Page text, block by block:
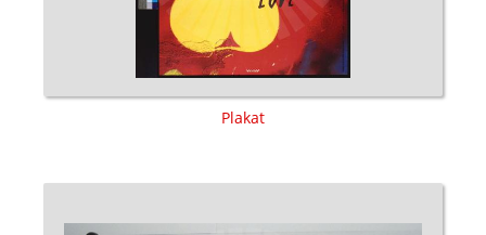
Plakat